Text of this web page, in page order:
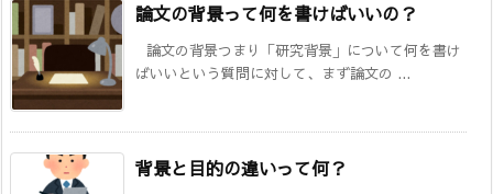
論文の背景って何を書けばいいの？
論文の背景つまり「研究背景」について何を書け
ばいいという質問に対して、まず論文の ...
背景と目的の違いって何？